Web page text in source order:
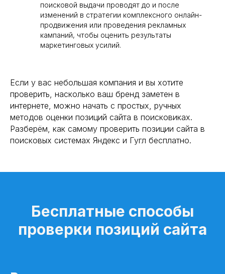
поисковой выдачи проводят до и после
изменений в стратегии комплексного онлайн-
продвижения или проведения рекламных
кампаний, чтобы оценить результаты
маркетинговых усилий.
Если у вас небольшая компания и вы хотите
проверить, насколько ваш бренд заметен в
интернете, можно начать с простых, ручных
методов оценки позиций сайта в поисковиках.
Разберём, как самому проверить позиции сайта в
поисковых системах Яндекс и Гугл бесплатно.
Бесплатные способы
проверки позиций сайта